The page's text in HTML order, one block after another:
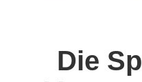
Die